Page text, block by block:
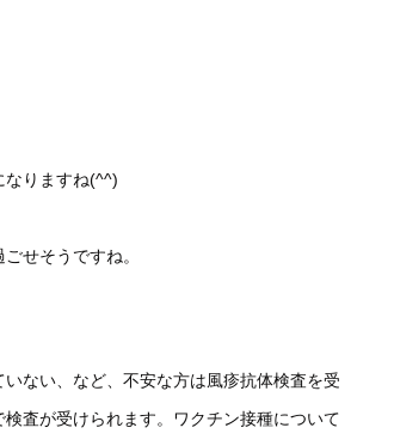
なりますね(^^)
せそうですね。
ない、など、不安な方は風疹抗体検査を受
査が受けられます。ワクチン接種について